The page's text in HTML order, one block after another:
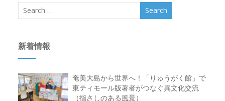
新着情報
奄美大島から世界へ！「りゅうがく館」で
東ティモール版著者がつなぐ異文化交流
（指さしのある風景）